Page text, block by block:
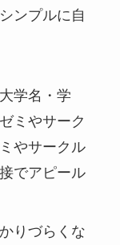
ンプルに自
学名・学
ミやサーク
やサークル
でアピール
りづらくな